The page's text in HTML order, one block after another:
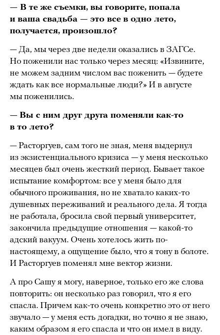
— В те же съемки, вы говорите, попала
и ваша свадьба — это все в одно лето,
получается, произошло?
— Да, мы через две недели оказались в ЗАГСе.
Но поженили нас только через месяц: «Извините,
не можем задним числом вас поженить — будете
ждать как все нормальные люди?» И в августе
мы поженились.
— Вы с ним друг друга поменяли как-то
в то лето?
— Расторгуев, сам того не зная, меня выдернул
из экзистенциального кризиса — у меня несколько
месяцев был очень жесткий период. Бывает такое
испытание комфортом: все у меня было для
обычного проживания, но не хватало каких-то
душевных переживаний и реального дела. Я тогда
не работала, бросила свой первый университет,
закончила предыдущие отношения — какой-то
адский вакуум. Очень хотелось жить по-
настоящему, а ощущение было, что я тону в болоте.
И Расторгуев поменял мне вектор жизни.
А про Сашу я могу, наверное, только его же слова
повторить: он несколько раз говорил, что я его
спасла. Причем как-то очень конкретно это от него
звучало — у меня есть догадки, но точно я не знаю,
каким образом я его спасла и что он имел в виду.